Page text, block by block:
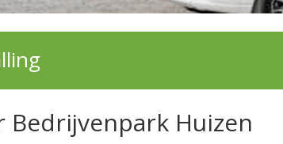
Bedrijvenpark Huizen